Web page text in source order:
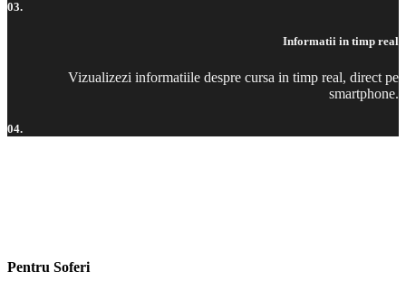
03.
Informatii in timp real
Vizualizezi informatiile despre cursa in timp real, direct pe
smartphone.
04.
Pentru Soferi